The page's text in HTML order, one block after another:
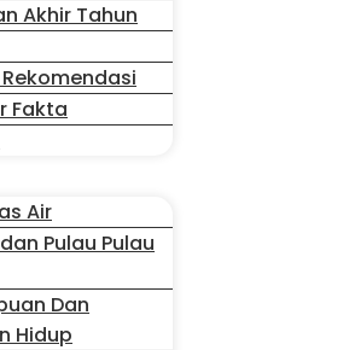
Akhir Tahun
Fakta
Air
Pulau Pulau
Dan
Hidup